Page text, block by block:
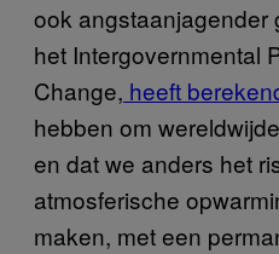
ook angstaanjagender
het Intergovernmental
Change, heeft
hebben om
en dat we anders het
atmosferische
maken, met een